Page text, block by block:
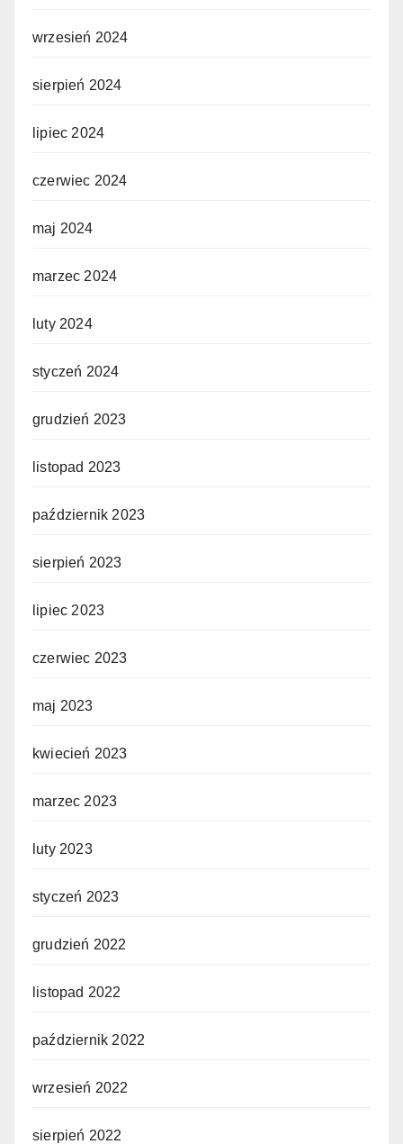
wrzesień 2024
sierpień 2024
lipiec 2024
czerwiec 2024
maj 2024
marzec 2024
luty 2024
styczeń 2024
grudzień 2023
listopad 2023
październik 2023
sierpień 2023
lipiec 2023
czerwiec 2023
maj 2023
kwiecień 2023
marzec 2023
luty 2023
styczeń 2023
grudzień 2022
listopad 2022
październik 2022
wrzesień 2022
sierpień 2022